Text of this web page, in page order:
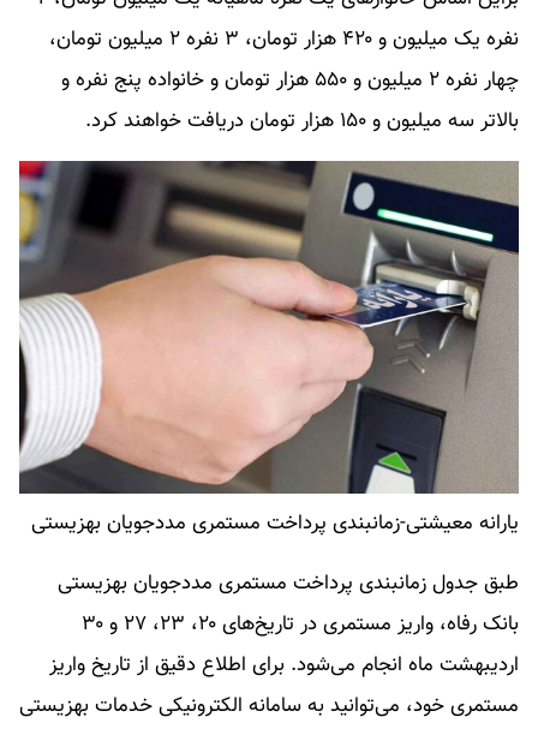
نفره یک میلیون و ۴۲۰ هزار تومان، ۳ نفره ۲ میلیون تومان،
چهار نفره ۲ میلیون و ۵۵۰ هزار تومان و خانواده پنج نفره و
بالاتر سه میلیون و ۱۵۰ هزار تومان دریافت خواهند کرد.
یارانه معیشتی-زمانبندی پرداخت مستمری مددجویان بهزیستی
طبق جدول زمانبندی پرداخت مستمری مددجویان بهزیستی
بانک رفاه، واریز مستمری در تاریخ‌های ۲۰، ۲۳، ۲۷ و ۳۰
اردیبهشت ماه انجام می‌شود. برای اطلاع دقیق از تاریخ واریز
مستمری خود، می‌توانید به سامانه الکترونیکی خدمات بهزیستی